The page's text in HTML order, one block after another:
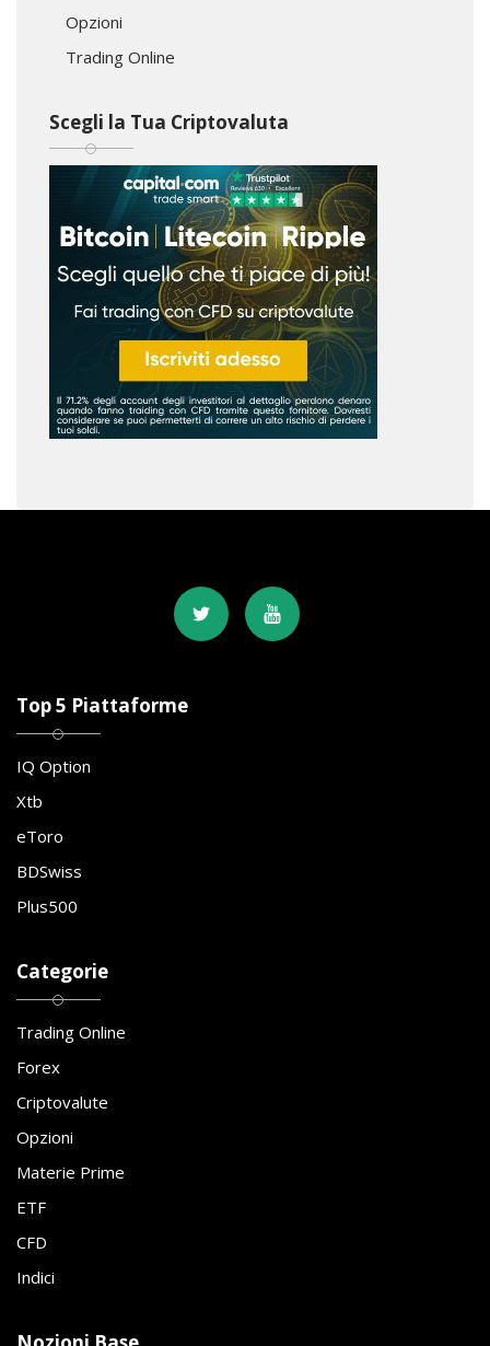
Opzioni
Trading Online
Scegli la Tua Criptovaluta
Top 5 Piattaforme
IQ Option
Xtb
eToro
BDSwiss
Plus500
Categorie
Trading Online
Forex
Criptovalute
Opzioni
Materie Prime
ETF
CFD
Indici